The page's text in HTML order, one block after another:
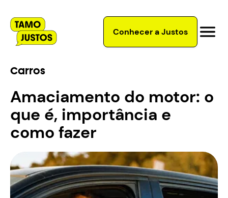
Conhecer a Justos
Carros
Amaciamento do motor: o
que é, importância e
como fazer